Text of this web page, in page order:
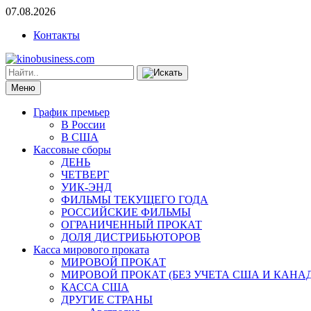
07.08.2026
Контакты
Меню
График премьер
В России
В США
Кассовые сборы
ДЕНЬ
ЧЕТВЕРГ
УИК-ЭНД
ФИЛЬМЫ ТЕКУЩЕГО ГОДА
РОССИЙСКИЕ ФИЛЬМЫ
ОГРАНИЧЕННЫЙ ПРОКАТ
ДОЛЯ ДИСТРИБЬЮТОРОВ
Касса мирового проката
МИРОВОЙ ПРОКАТ
МИРОВОЙ ПРОКАТ (БЕЗ УЧЕТА США И
КАССА США
ДРУГИЕ СТРАНЫ